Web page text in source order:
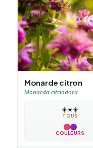
Monarde citron
Monarda citriodora
☀️☀️☀️
TOUS
COULEURS